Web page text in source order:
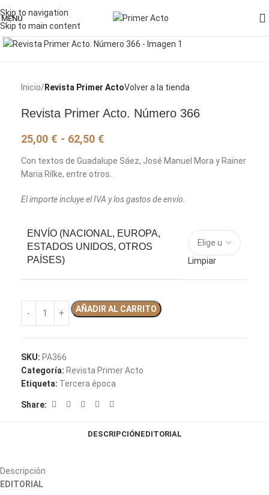
Skip to navigation
Skip to main content
MENU
Pincha para agrandar la imagen
Inicio Revista Primer ActoVolver a la tienda
Revista Primer Acto. Número 366
25,00 € - 62,50 €
Con textos de Guadalupe Sáez, José Manuel Mora y Rainer
Maria Rilke, entre otros.
El importe incluye el IVA y los gastos de envío.
ENVÍO (NACIONAL, EUROPA,
ESTADOS UNIDOS, OTROS
PAÍSES)
Limpiar
AÑADIR AL CARRITO
SKU: PA366
Categoría: Revista Primer Acto
Etiqueta: Tercera época
Share:
DESCRIPCIÓNEDITORIAL
Descripción
EDITORIAL